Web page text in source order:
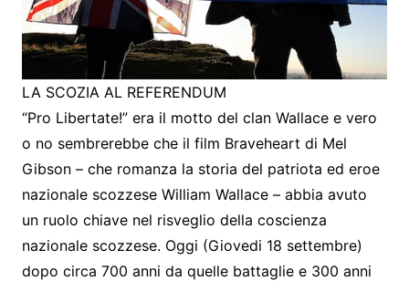
LA SCOZIA AL REFERENDUM
“Pro Libertate!” era il motto del clan Wallace e vero
o no sembrerebbe che il film Braveheart di Mel
Gibson – che romanza la storia del patriota ed eroe
nazionale scozzese William Wallace – abbia avuto
un ruolo chiave nel risveglio della coscienza
nazionale scozzese. Oggi (Giovedi 18 settembre)
dopo circa 700 anni da quelle battaglie e 300 anni